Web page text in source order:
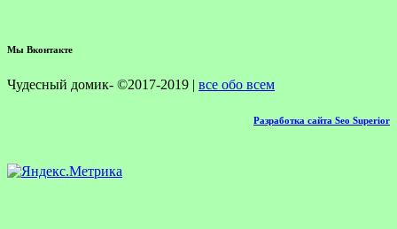
Мы Вконтакте
Чудесный домик- ©2017-2019 | все обо всем
Разработка сайта Seo Superior